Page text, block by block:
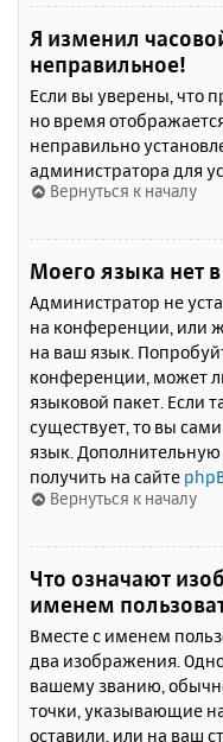
Я изменил
неправильное!
Если вы уверены, что
но время
неправильно
администратора для
Вернуться к началу
Моего языка нет
Администратор не
на конференции, или
на ваш язык.
конференции, может
языковой пакет. Если
существует, то вы
язык.
получить на сайте
Вернуться к началу
Что означают
именем
Вместе с именем
два изображения.
вашему званию,
точки, указывающие
оставили, или на ваш